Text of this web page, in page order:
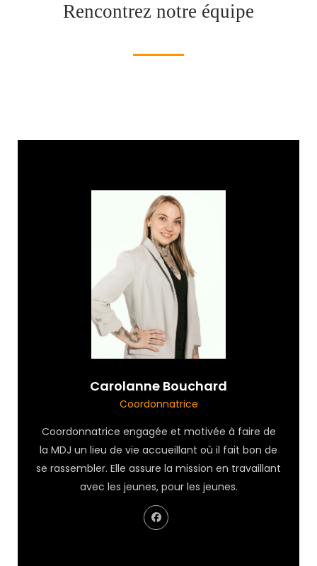
Rencontrez notre équipe
Carolanne Bouchard
Carolanne Bouchard
Coordonnatrice
Coordonnatrice engagée et motivée à faire de
la MDJ un lieu de vie accueillant où il fait bon de
se rassembler. Elle assure la mission en travaillant
avec les jeunes, pour les jeunes.